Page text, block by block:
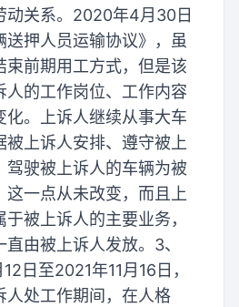
动关系。2020年4月30日
送押人员运输协议》，虽
束前期用工方式，但是该
人的工作岗位、工作内容
化。上诉人继续从事大车
被上诉人安排、遵守被上
驾驶被上诉人的车辆为被
这一点从未改变，而且上
被上诉人的主要业务，
直由被上诉人发放。3、
日至2021年11月16日，
人处工作期间，在人格